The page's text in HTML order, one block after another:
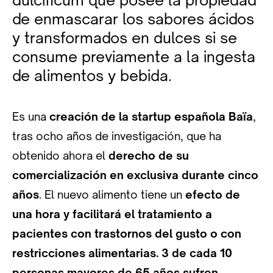
de enmascarar los sabores ácidos
y transformados en dulces si se
consume previamente a la ingesta
de alimentos y bebida.
Es una creación de la startup española Baïa,
tras ocho años de investigación, que ha
obtenido ahora el derecho de su
comercialización en exclusiva durante cinco
años. El nuevo alimento tiene un efecto de
una hora y facilitará el tratamiento a
pacientes con trastornos del gusto o con
restricciones alimentarias. 3 de cada 10